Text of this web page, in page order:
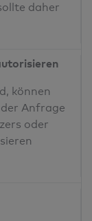
daher
können
Anfrage
oder